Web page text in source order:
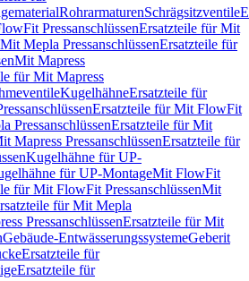
RohrarmaturenSchrägsitzventile
PressanschlüssenErsatzteile für Mit
Mit Mepla PressanschlüssenErsatzteile für
Mit Mapress
für Mit Mapress
KugelhähneErsatzteile für
Ersatzteile für Mit FlowFit
PressanschlüssenErsatzteile für Mit
Mapress PressanschlüssenErsatzteile für
Kugelhähne für UP-
für UP-MontageMit FlowFit
für Mit FlowFit PressanschlüssenMit
für Mit Mepla
PressanschlüssenErsatzteile für Mit
Gebäude-EntwässerungssystemeGeberit
Ersatzteile für
Ersatzteile für